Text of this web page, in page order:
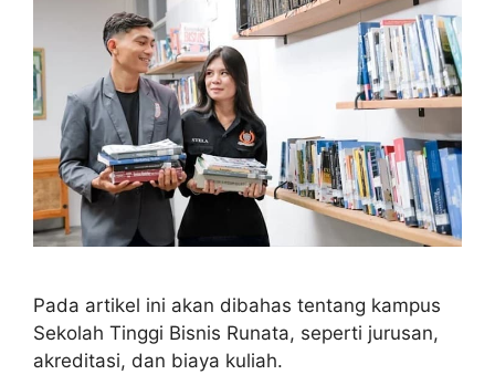
Pada artikel ini akan dibahas tentang kampus
Sekolah Tinggi Bisnis Runata, seperti jurusan,
akreditasi, dan biaya kuliah.